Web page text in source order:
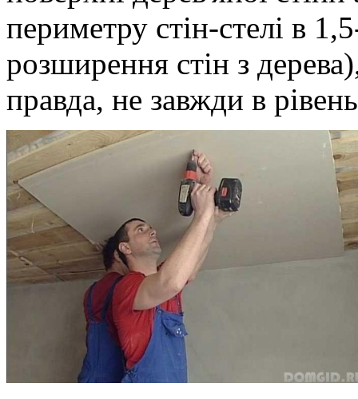
периметру стін-стелі в
розширення стін з
правда, не завжди в рівень